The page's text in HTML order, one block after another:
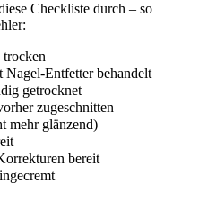
Checkliste durch – so
Entfetter behandelt
getrocknet
zugeschnitten
mehr glänzend)
bereit